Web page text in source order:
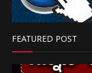
FEATURED POST